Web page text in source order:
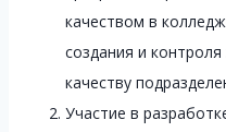
качеством в
создания и
качеству
Участие в